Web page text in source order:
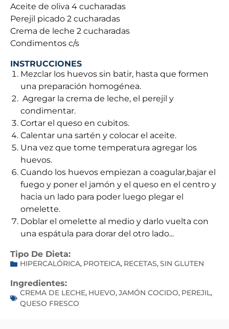
Aceite de oliva 4 cucharadas
Perejil picado 2 cucharadas
Crema de leche 2 cucharadas
Condimentos c/s
INSTRUCCIONES
Mezclar los huevos sin batir, hasta que formen
una preparación homogénea.
Agregar la crema de leche, el perejil y
condimentar.
Cortar el queso en cubitos.
Calentar una sartén y colocar el aceite.
Una vez que tome temperatura agregar los
huevos.
Cuando los huevos empiezan a coagular,bajar el
fuego y poner el jamón y el queso en el centro y
hacia un lado para poder luego plegar el
omelette.
Doblar el omelette al medio y darlo vuelta con
una espátula para dorar del otro lado...
Tipo De Dieta:
HIPERCALÓRICA, PROTEICA, RECETAS,SIN GLUTEN
Ingredientes:
CREMA DE LECHE, HUEVO,JAMÓN COCIDO, PEREJIL,
QUESO FRESCO